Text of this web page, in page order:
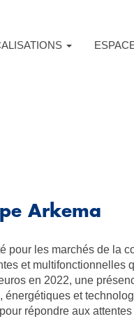
Arkema
pour les marchés de la
et multifonctionnelles
en 2022, une
et
répondre aux